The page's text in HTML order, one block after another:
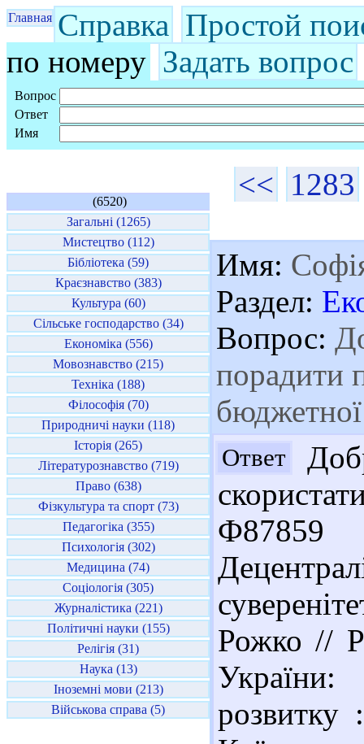
Главная Справка Простой
по номеру Задать вопрос
Вопрос
Ответ
Имя
(6520)
Загальні (1265)
Мистецтво (112)
Бібліотека (59)
Краєзнавство (383)
Культура (60)
Сільське господарство (34)
Економіка (556)
Мовознавство (215)
Техніка (188)
Філософія (70)
Природничі науки (118)
Історія (265)
Літературознавство (719)
Право (638)
Фізкультура та спорт (73)
Педагогіка (355)
Психологія (302)
Медицина (74)
Соціологія (305)
Журналістика (221)
Політичні науки (155)
Релігія (31)
Наука (13)
Іноземні мови (213)
Військова справа (5)
<< 1283
Имя:
Раздел:
Вопрос:
порадити
бюджетної
Ответ
Рожко //
України: